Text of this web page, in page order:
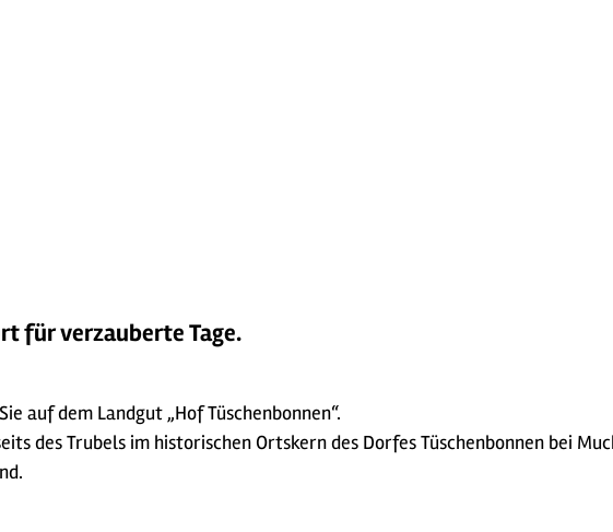
für verzauberte Tage.
auf dem Landgut „Hof Tüschenbonnen“.
des Trubels im historischen Ortskern des Dorfes Tüschenbonnen bei